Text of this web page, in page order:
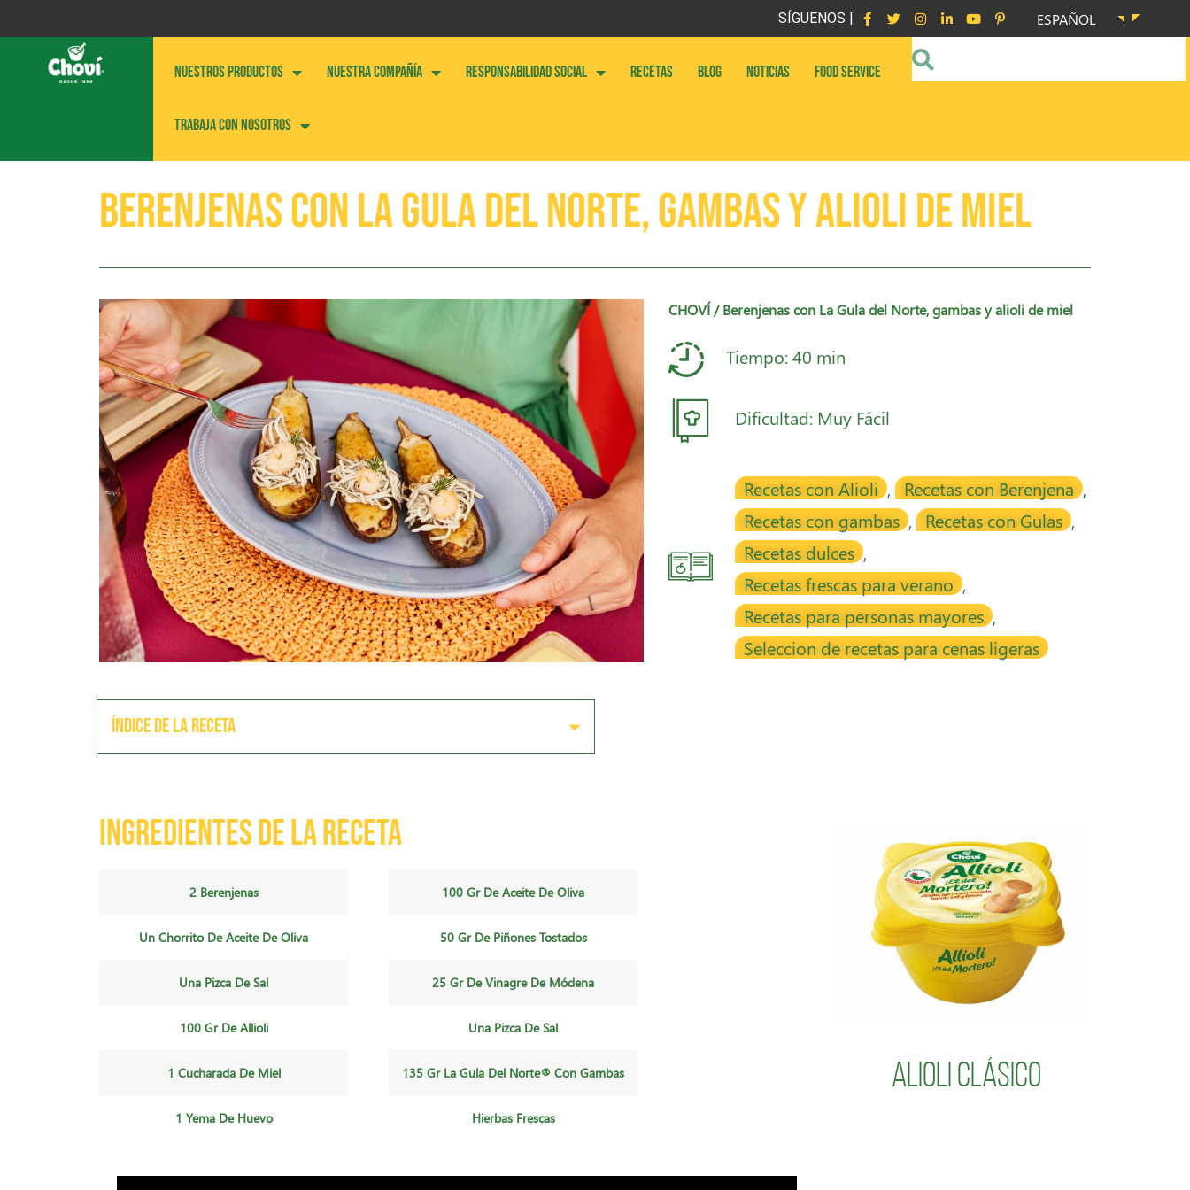
SÍGUENOS | ESPAÑOL
NUESTROS PRODUCTOS NUESTRA COMPAÑÍA RESPONSABILIDAD SOCIAL RECETAS BLOG NOTICIAS FOOD SERVICE
Trabaja con nosotros
Berenjenas con La Gula del Norte, gambas y alioli de miel
CHOVÍ / Berenjenas con La Gula del Norte, gambas y alioli de miel
Tiempo: 40 min
Dificultad: Muy Fácil
Recetas con Alioli , Recetas con Berenjena ,
Recetas con gambas , Recetas con Gulas ,
Recetas dulces ,
Recetas frescas para verano ,
Recetas para personas mayores ,
Seleccion de recetas para cenas ligeras
Índice de la receta
Ingredientes de la receta
2 Berenjenas
Un Chorrito De Aceite De Oliva
Una Pizca De Sal
100 Gr De Allioli
1 Cucharada De Miel
1 Yema De Huevo
100 Gr De Aceite De Oliva
50 Gr De Piñones Tostados
25 Gr De Vinagre De Módena
Una Pizca De Sal
135 Gr La Gula Del Norte® Con Gambas
Hierbas Frescas
Alioli Clásico